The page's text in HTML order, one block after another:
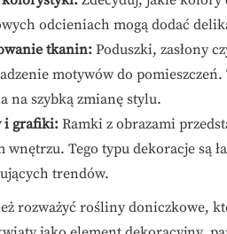
odcieniach mogą dodać
tkanin:Poduszki, zasłony
motywów do
na szybką zmianę stylu.
i grafiki: Ramki z obrazami
wnętrzu. Tego typu dekoracje są
trendów.
rozważyć rośliny doniczkowe,